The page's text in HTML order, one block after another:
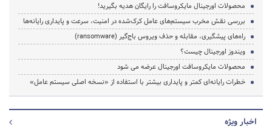
محصولات اورجینال مایکروسافت را رایگان هدیه بگیرید!
بررسی نقش مخرب سیستم‌های عامل کرک‌شده در امنیت، سرعت و پایداری رایانه‌ها
راه‌های پیشگیری، مقابله و حذف ویروس باج‌گیر (ransomware)
ویندوز اورجینال چیست؟
محصولات مایکروسافت اورجینال عرضه می شود
خطرات رایانه‌ای کمتر و پایداری بیشتر با استفاده از «نسخه اصلی سیستم عامل»
اخبار ویژه